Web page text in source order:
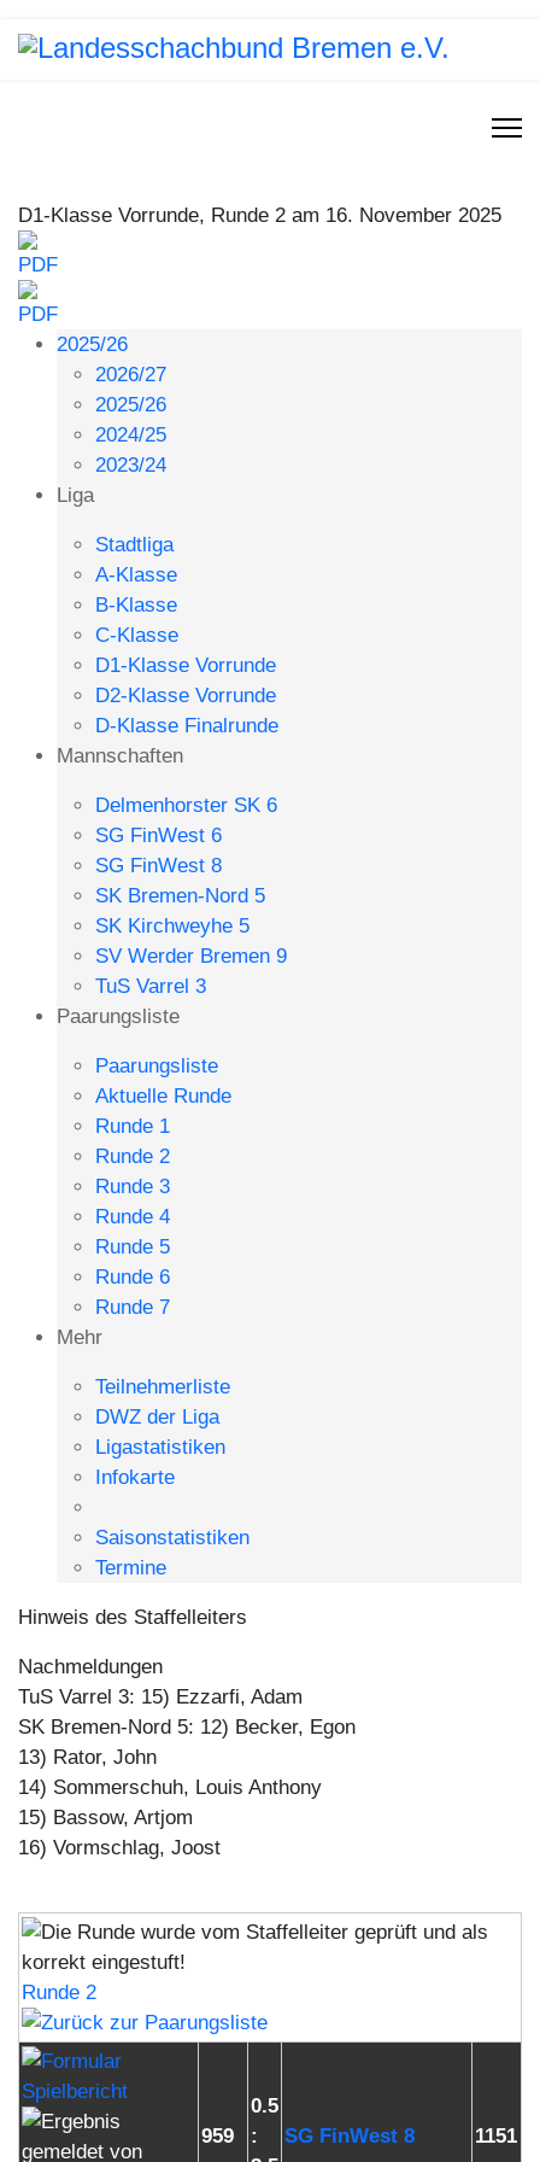
D1-Klasse Vorrunde, Runde 2 am 16. November 2025
2025/26
2026/27
2025/26
2024/25
2023/24
Liga
Stadtliga
A-Klasse
B-Klasse
C-Klasse
D1-Klasse Vorrunde
D2-Klasse Vorrunde
D-Klasse Finalrunde
Mannschaften
Delmenhorster SK 6
SG FinWest 6
SG FinWest 8
SK Bremen-Nord 5
SK Kirchweyhe 5
SV Werder Bremen 9
TuS Varrel 3
Paarungsliste
Paarungsliste
Aktuelle Runde
Runde 1
Runde 2
Runde 3
Runde 4
Runde 5
Runde 6
Runde 7
Mehr
Teilnehmerliste
DWZ der Liga
Ligastatistiken
Infokarte
Saisonstatistiken
Termine
Hinweis des Staffelleiters
Nachmeldungen
TuS Varrel 3: 15) Ezzarfi, Adam
SK Bremen-Nord 5: 12) Becker, Egon
13) Rator, John
14) Sommerschuh, Louis Anthony
15) Bassow, Artjom
16) Vormschlag, Joost
Runde 2
959
0.5
:
SG FinWest 8 1151